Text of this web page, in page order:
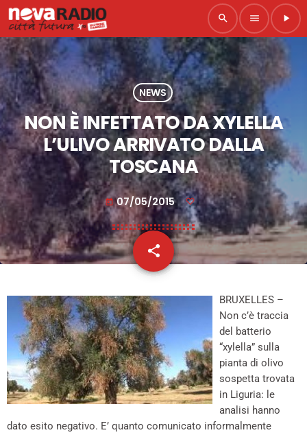
search menu play_arrow
NEWS
NON È INFETTATO DA XYLELLA
L’ULIVO ARRIVATO DALLA
TOSCANA
today 07/05/2015
share
email
BRUXELLES –
Non c’è traccia
del batterio
“xylella” sulla
pianta di olivo
sospetta trovata
in Liguria: le
analisi hanno
dato esito negativo. E’ quanto comunicato informalmente